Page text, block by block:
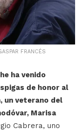
FRANCÉS
ha venido
de honor al
un veterano del
Marisa
Cabrera, uno